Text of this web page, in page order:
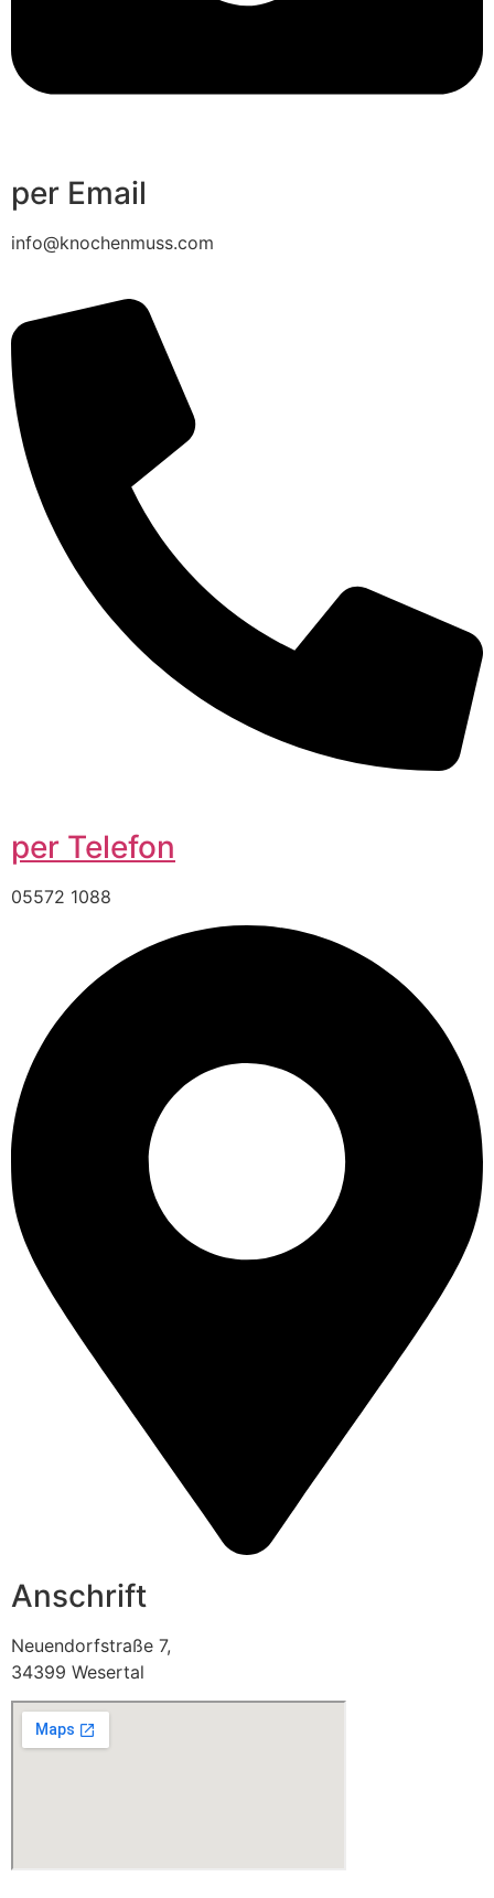
per Email
info@knochenmuss.com
per Telefon
05572 1088
Anschrift
Neuendorfstraße 7,
34399 Wesertal